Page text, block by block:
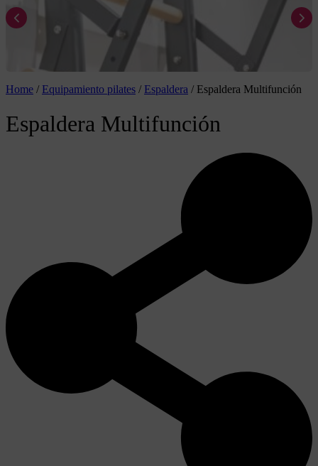
Home / Equipamiento pilates / Espaldera / Espaldera Multifunción
Espaldera Multifunción